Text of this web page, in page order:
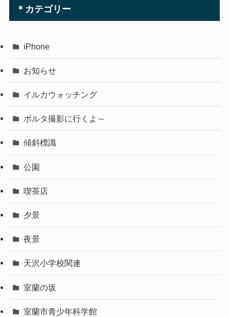
＊カテゴリー
iPhone
お知らせ
イルカウォッチング
ボルタ撮影に行くよ～
傾斜標識
公園
喫茶店
夕景
夜景
天沢小学校関連
室蘭の坂
室蘭市青少年科学館